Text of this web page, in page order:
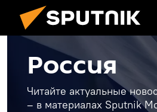
Россия
Читайте актуальные
– в материалах Sputnik